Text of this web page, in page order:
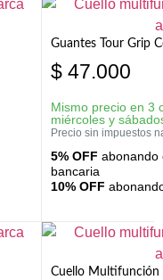
Guantes Tour Grip
$ 47.000
Mismo precio en 3
miércoles y
Precio sin impuestos
5% OFF abonando
bancaria
10% OFF
Cuello Multifunción